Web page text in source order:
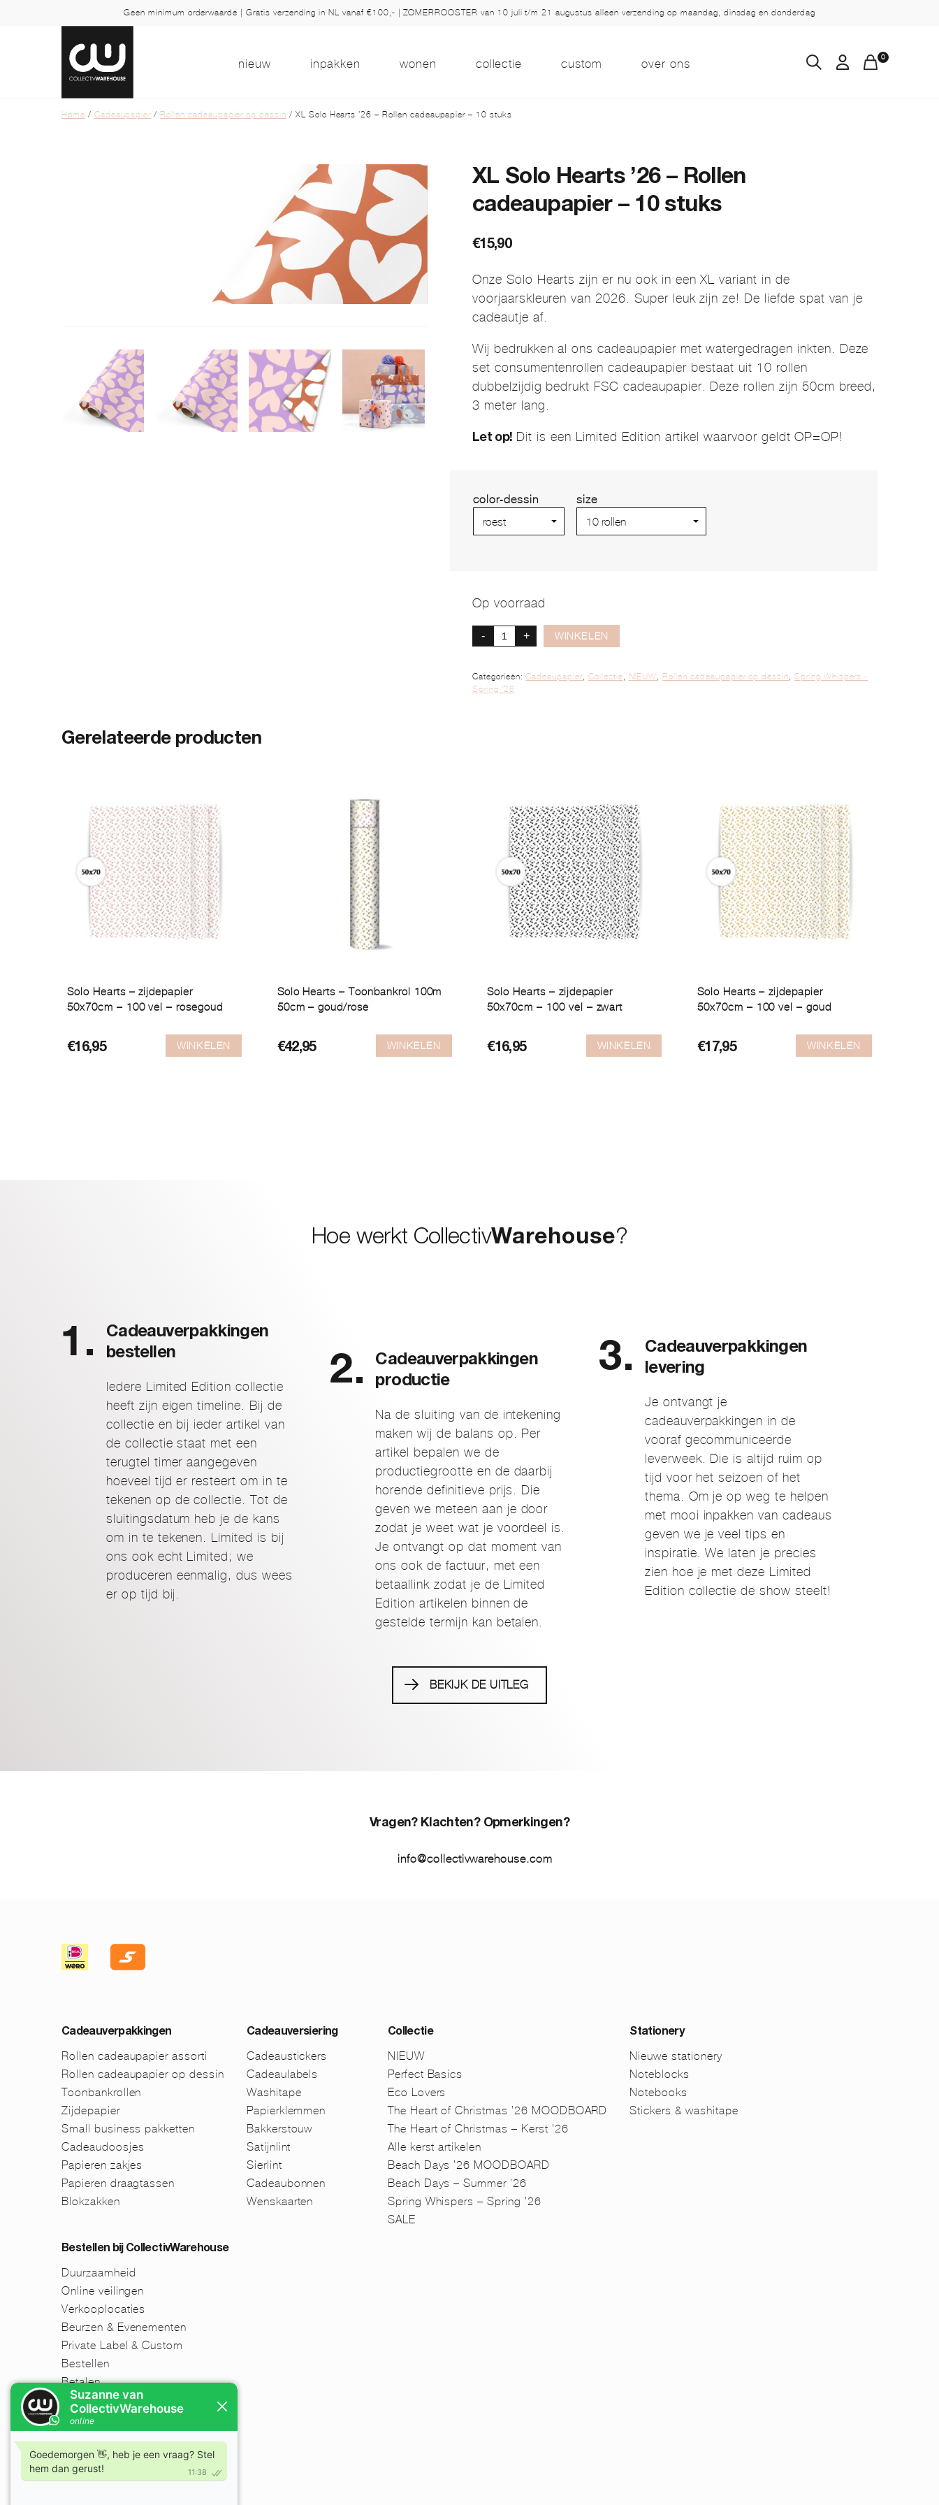
Geen minimum orderwaarde | Gratis verzending in NL vanaf €100,- | ZOMERROOSTER van 10 juli t/m 21 augustus alleen verzending op maandag, dinsdag en donderdag
nieuw inpakken wonen collectie custom over ons 0
Home / Cadeaupapier / Rollen cadeaupapier op dessin / XL Solo Hearts ’26 – Rollen cadeaupapier – 10 stuks
XL Solo Hearts ’26 – Rollen
cadeaupapier – 10 stuks
€15,90
Onze Solo Hearts zijn er nu ook in een XL variant in de
voorjaarskleuren van 2026. Super leuk zijn ze! De liefde spat van je
cadeautje af.
Wij bedrukken al ons cadeaupapier met watergedragen inkten. Deze
set consumentenrollen cadeaupapier bestaat uit 10 rollen
dubbelzijdig bedrukt FSC cadeaupapier. Deze rollen zijn 50cm breed,
3 meter lang.
Let op! Dit is een Limited Edition artikel waarvoor geldt OP=OP!
color-dessin size
Op voorraad
- + WINKELEN
Categorieën:Cadeaupapier, Collectie, NIEUW, Rollen cadeaupapier op dessin, Spring Whispers -
Spring '26
Gerelateerde producten
Solo Hearts – zijdepapier
50x70cm – 100 vel – rosegoud
€16,95 WINKELEN
Solo Hearts – Toonbankrol 100m
50cm – goud/rose
€42,95 WINKELEN
Solo Hearts – zijdepapier
50x70cm – 100 vel – zwart
€16,95 WINKELEN
Solo Hearts – zijdepapier
50x70cm – 100 vel – goud
€17,95 WINKELEN
Hoe werkt CollectivWarehouse?
Cadeauverpakkingen
bestellen
Iedere Limited Edition collectie
heeft zijn eigen timeline. Bij de
collectie en bij ieder artikel van
de collectie staat met een
terugtel timer aangegeven
hoeveel tijd er resteert om in te
tekenen op de collectie. Tot de
sluitingsdatum heb je de kans
om in te tekenen. Limited is bij
ons ook echt Limited; we
produceren eenmalig, dus wees
er op tijd bij.
Cadeauverpakkingen
productie
Na de sluiting van de intekening
maken wij de balans op. Per
artikel bepalen we de
productiegrootte en de daarbij
horende definitieve prijs. Die
geven we meteen aan je door
zodat je weet wat je voordeel is.
Je ontvangt op dat moment van
ons ook de factuur, met een
betaallink zodat je de Limited
Edition artikelen binnen de
gestelde termijn kan betalen.
Cadeauverpakkingen
levering
Je ontvangt je
cadeauverpakkingen in de
vooraf gecommuniceerde
leverweek. Die is altijd ruim op
tijd voor het seizoen of het
thema. Om je op weg te helpen
met mooi inpakken van cadeaus
geven we je veel tips en
inspiratie. We laten je precies
zien hoe je met deze Limited
Edition collectie de show steelt!
BEKIJK DE UITLEG
Vragen? Klachten? Opmerkingen?
info@collectivwarehouse.com
Cadeauverpakkingen
Rollen cadeaupapier assorti
Rollen cadeaupapier op dessin
Toonbankrollen
Zijdepapier
Small business pakketten
Cadeaudoosjes
Papieren zakjes
Papieren draagtassen
Blokzakken
Cadeauversiering
Cadeaustickers
Cadeaulabels
Washitape
Papierklemmen
Bakkerstouw
Satijnlint
Sierlint
Cadeaubonnen
Wenskaarten
Collectie
NIEUW
Perfect Basics
Eco Lovers
The Heart of Christmas ’26 MOODBOARD
The Heart of Christmas – Kerst ’26
Alle kerst artikelen
Beach Days ’26 MOODBOARD
Beach Days – Summer ’26
Spring Whispers – Spring ’26
SALE
Stationery
Nieuwe stationery
Noteblocks
Notebooks
Stickers & washitape
Bestellen bij CollectivWarehouse
Duurzaamheid
Online veilingen
Verkooplocaties
Beurzen & Evenementen
Private Label & Custom
Bestellen
Betalen
Verzenden
Retourneren
FAQ
Nieuwsbrief